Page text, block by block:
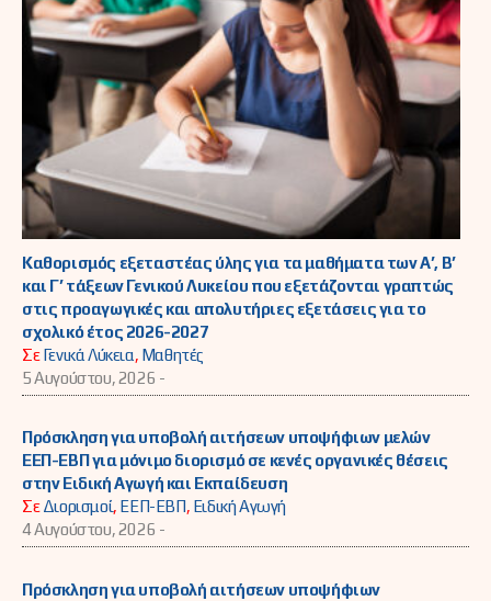
Καθορισμός εξεταστέας ύλης για τα μαθήματα των Α’, Β’
και Γ’ τάξεων Γενικού Λυκείου που εξετάζονται γραπτώς
στις προαγωγικές και απολυτήριες εξετάσεις για το
σχολικό έτος 2026-2027
ΣεΓενικά Λύκεια, Μαθητές
5 Αυγούστου, 2026 -
Πρόσκληση για υποβολή αιτήσεων υποψήφιων μελών
ΕΕΠ-ΕΒΠ για μόνιμο διορισμό σε κενές οργανικές θέσεις
στην Ειδική Αγωγή και Εκπαίδευση
ΣεΔιορισμοί, ΕΕΠ-ΕΒΠ, Ειδική Αγωγή
4 Αυγούστου, 2026 -
Πρόσκληση για υποβολή αιτήσεων υποψήφιων